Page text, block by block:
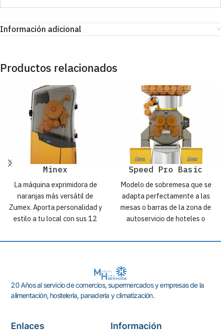
Información adicional
Productos relacionados
Minex
La máquina exprimidora de
naranjas más versátil de
Zumex. Aporta personalidad y
estilo a tu local con sus 12
atractivo y combinable.
Speed Pro Basic
Modelo de sobremesa que se
adapta perfectamente a las
mesas o barras de la zona de
autoservicio de hoteles o
servicio de zumo fácil y rápido.
20 Años al servicio de comercios, supermercados y empresas de la
alimentación, hostelería, panadería y climatización.
Enlaces Información